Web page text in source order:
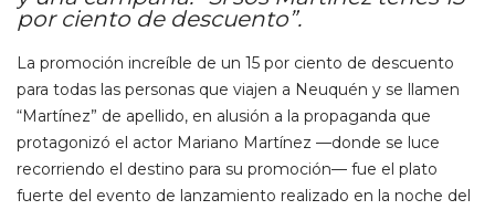
por ciento de descuento”.
La promoción increíble de un 15 por ciento de descuento
para todas las personas que viajen a Neuquén y se llamen
“Martínez” de apellido, en alusión a la propaganda que
protagonizó el actor Mariano Martínez —donde se luce
recorriendo el destino para su promoción— fue el plato
fuerte del evento de lanzamiento realizado en la noche del